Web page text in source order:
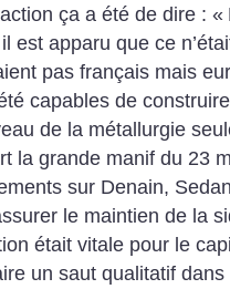
ça a été de dire : «
est apparu que ce
pas français mais
capables de
de la métallurgie
la grande manif du 23
sur Denain,
le maintien de la
était vitale pour le
un saut qualitatif dans